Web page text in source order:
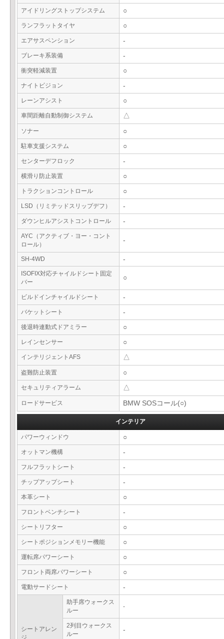
アイドリングストップシステム ○
ランフラットタイヤ ○
エアサスペンション -
ブレーキ系装備 -
衝突軽減装置 ○
ナイトビジョン -
レーンアシスト ○
車間距離自動制御システム △
ソナー ○
駐車支援システム ○
センターデフロック -
横滑り防止装置 ○
トラクションコントロール ○
LSD（リミテッドスリップデフ） -
ダウンヒルアシストコントロール -
AYC（アクティブ・ヨー・コント
ロール）
-
SH-4WD -
ISOFIX対応チャイルドシート固定
バー
○
ビルドインチャイルドシート -
バケットシート -
後退時連動式ドアミラー ○
レインセンサー ○
インテリジェントAFS △
盗難防止装置 ○
セキュリティアラーム △
ロードサービス BMW SOSコール(○)
インテリア
パワーウィンドウ ○
オットマン機構 -
フルフラットシート -
チップアップシート -
本革シート ○
フロントベンチシート -
シートリフター ○
シートポジションメモリー機能 ○
運転席パワーシート ○
フロント両席パワーシート ○
電動サードシート -
シートアレン
ジ
助手席ウォークス
ルー
-
2列目ウォークス
ルー
-